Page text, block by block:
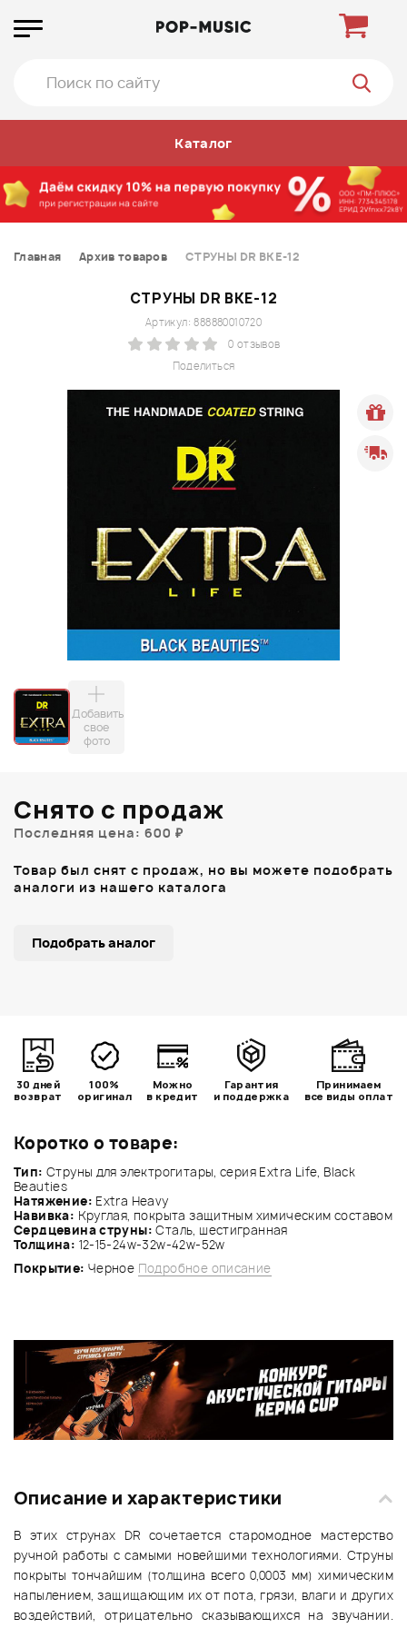
Каталог
Главная Архив товаров СТРУНЫ DR BKE-12
СТРУНЫ DR BKE-12
Поделиться
Артикул: 888880010720
0 отзывов
Добавить
свое
фото
Коротко о товаре:
Тип: Струны для электрогитары, серия Extra Life, Black
Beauties
Натяжение: Extra Heavy
Навивка: Круглая, покрыта защитным химическим составом
Сердцевина струны: Сталь, шестигранная
Толщина: 12-15-24w-32w-42w-52w
Покрытие: Черное Подробное описание
Снято с продаж
Последняя цена: 600 ₽
Товар был снят с продаж, но вы можете подобрать
аналоги из нашего каталога
Подобрать аналог
30 дней
возврат
100%
оригинал
Можно
в кредит
Гарантия
и поддержка
Принимаем
все виды оплат
Описание и характеристики
В этих струнах DR сочетается старомодное мастерство
ручной работы с самыми новейшими технологиями. Струны
покрыты тончайшим (толщина всего 0,0003 мм) химическим
напылением, защищающим их от пота, грязи, влаги и других
воздействий, отрицательно сказывающихся на звучании.